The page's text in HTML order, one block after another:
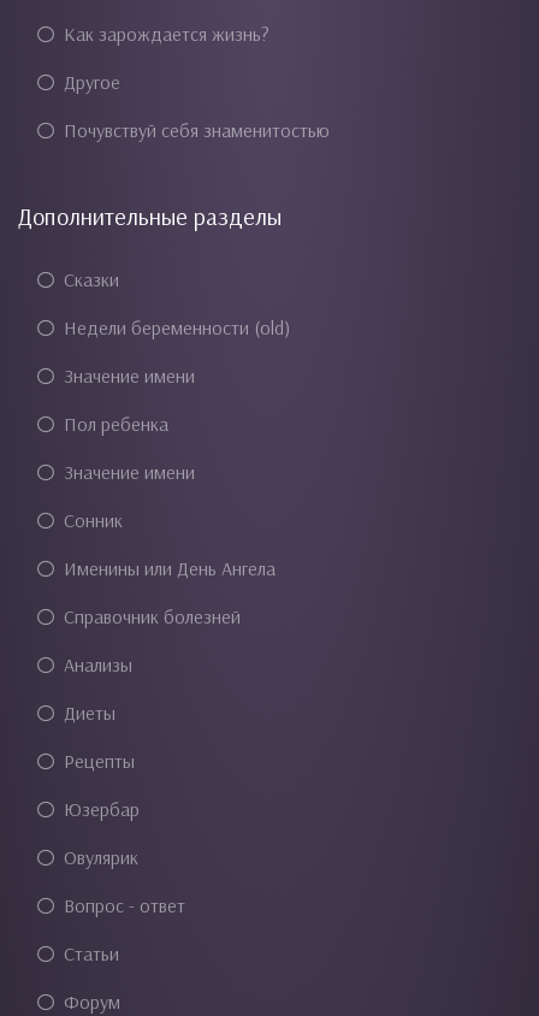
Как зарождается жизнь?
Другое
Почувствуй себя знаменитостью
Дополнительные разделы
Сказки
Недели беременности (old)
Значение имени
Пол ребенка
Значение имени
Сонник
Именины или День Ангела
Справочник болезней
Анализы
Диеты
Рецепты
Юзербар
Овулярик
Вопрос - ответ
Статьи
Форум